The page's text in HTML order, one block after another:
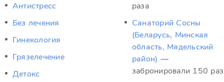
Антистресс
Без лечения
Гинекология
Грязелечение
Детокс
раза
Санаторий Сосны
(Беларусь, Минская
область, Мядельский
район) —
забронировали 150 раз